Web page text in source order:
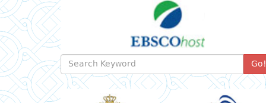
Go!